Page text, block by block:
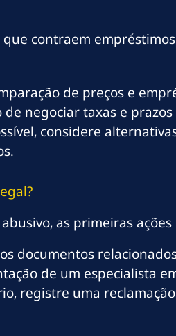
contraem
de preços e
de negociar taxas e
considere
as primeiras ações
documentos
de um especialista
registre uma